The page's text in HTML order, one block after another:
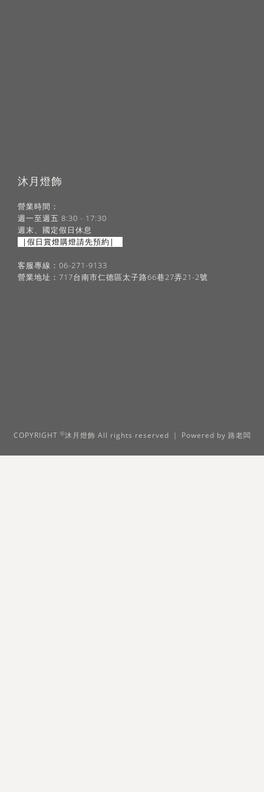
沐月燈飾
營業時間：
週一至週五 8:30 - 17:30
週末、國定假日休息
|假日賞燈購燈請先預約|
客服專線：06-271-9133
營業地址：717台南市仁德區太子路66巷27弄21-2號
COPYRIGHT ©沐月燈飾 All rights reserved ｜ Powered by 路老闆